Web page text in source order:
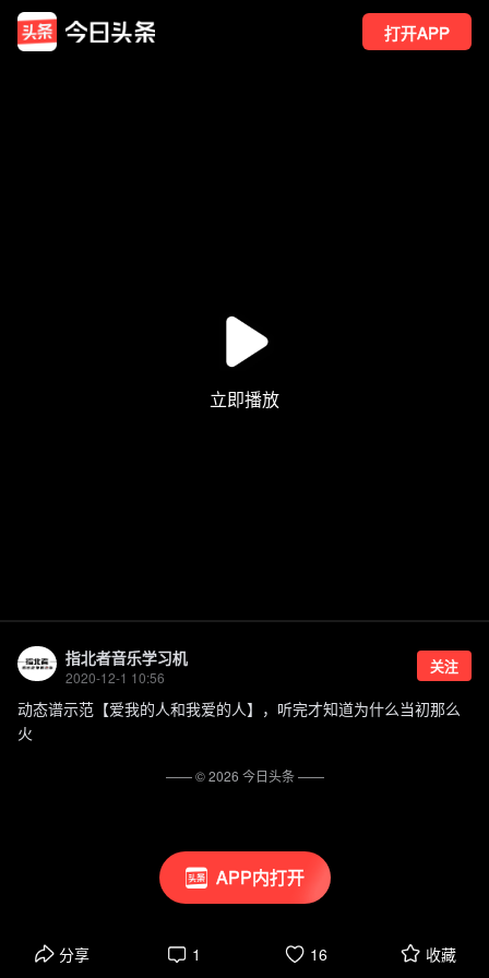
打开APP
APP内打开
指北者音乐学习机
2020-12-1 10:56
关注
动态谱示范【爱我的人和我爱的人】，听完才知道为什么当初那么
火
分享 1 16 收藏
—— ©2026 今日头条——